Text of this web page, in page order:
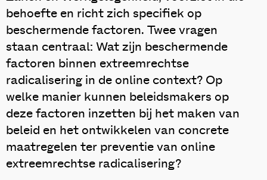
behoefte en richt zich specifiek op
beschermende factoren. Twee vragen
staan centraal: Wat zijn beschermende
factoren binnen extreemrechtse
radicalisering in de online context? Op
welke manier kunnen beleidsmakers op
deze factoren inzetten bij het maken van
beleid en het ontwikkelen van concrete
maatregelen ter preventie van online
extreemrechtse radicalisering?